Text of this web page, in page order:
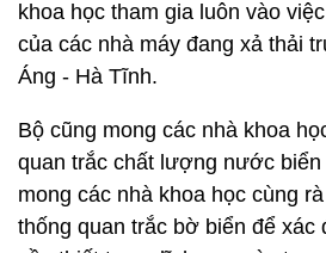
giáo sư Roberto Mayerle nói.
Ông Hà cho biết Viện Hàn lâm
học tìm ra nguyên nhân cá
Bộ Tài nguyên và Môi trường
khoa học tham gia luôn vào
của các nhà máy đang xả thải